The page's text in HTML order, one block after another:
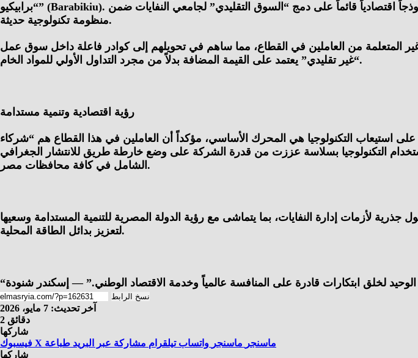
“برابيكيو” (Barabikiu). وتتخذ الشركة حالياً من محافظة الجيزة مركزاً لانطلاق عملياتها الميدانية، حيث تقدم نموذجاً اقتصادياً قائماً على دمج “السوق التقليدي” لجامعي النفايات ضمن
منظومة تكنولوجية حديثة.
المتعلمة من العاملين في القطاع، مما ساهم في تحويلهم إلى كوادر فاعلة داخل سوق عمل
“غير تقليدي” يعتمد على القيمة المضافة بدلاً من مجرد التداول الأولي للمواد الخام.
رؤية اقتصادية وتنمية مستدامة
استيعاب التكنولوجيا هي المحرك الأساسي، مؤكداً أن العاملين في هذا القطاع هم “شركاء
التكنولوجيا بسلاسة عززت من قدرة الشركة على وضع خارطة طريق للانتشار الجغرافي
الشامل في كافة محافظات مصر.
جذرية لأزمات إدارة النفايات، بما يتماشى مع رؤية الدولة المصرية للتنمية المستدامة وسعيها
لتعزيز بدائل الطاقة المحلية.
لخلق ابتكارات قادرة على المنافسة عالمياً وخدمة الاقتصاد الوطني.” — إسكندر شنودة
نسخ الرابط
آخر تحديث: 7 مايو، 2026
2 دقائق
شاركها
فيسبوك X ماسنجر ماسنجر واتساب تيلقرام مشاركة عبر البريد طباعة
شاركها